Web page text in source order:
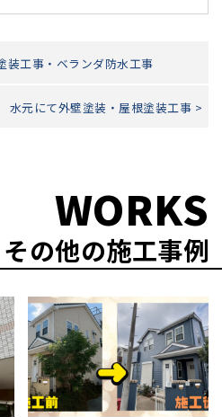
装工事・ベランダ防水工事
水元にて外壁塗装・屋根塗装工事 >
WORKS
その他の施工事例